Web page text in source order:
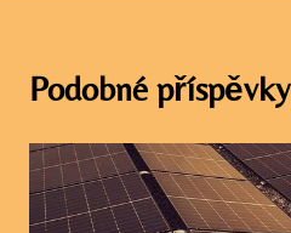
Podobné příspěvky